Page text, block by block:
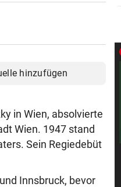
hinzufügen
in Wien, absolvierte
Wien. 1947 stand
Sein Regiedebüt
Innsbruck, bevor